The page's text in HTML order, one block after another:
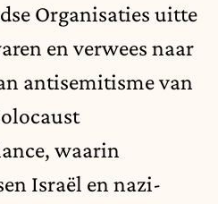
Organisaties uitte
en verwees naar
antisemitisme van
waarin
Israël en nazi-